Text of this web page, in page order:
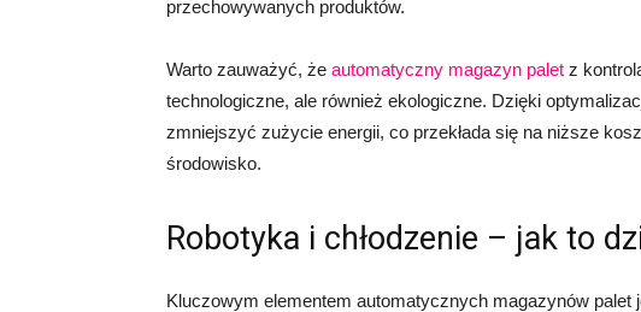
przechowywanych produktów.
Warto zauważyć, że automatyczny magazyn palet z
technologiczne, ale również ekologiczne. Dzięki
zmniejszyć zużycie energii, co przekłada się na niższe
środowisko.
Robotyka i chłodzenie – jak to
Kluczowym elementem automatycznych magazynów